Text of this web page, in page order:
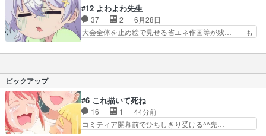
倉くんを元気付けようとして… プール事故起こり
すぎで草。生徒に引かれる… 夏祭りの様子はドラ
マチックだったのに恋愛…
たまた朱美さんに吹き込まれて、裸エプ… 俺も軽
く手を負傷したい、専属ナースが二人… (超よわ
よわver.)男として見てもらえ… このタイミングで
つよつよのフラグが立つの… 椋林さん、あんだけ
#12 よわよわ先生
37 2
6月28日
大会全体を止め絵で見せる省エネ作画等が残… も
～、凄い作品だったなぁ。教育熱心な反… よわよ
べ放題を賭けたクラス対抗大縄飛び… みんなで頑
わよわでしたね。雪下は家で… 体育祭恒例の大縄
跳び大会の練習先生が亀甲… 一言いうのな
ら………………ツヨツヨギャル… 超よわよわ
ver.』(2026)制作：ブ…
ピックアップ
#6 これ描いて死ね
16 1
44分前
コミティア開幕前でひちしきり受ける^^先…